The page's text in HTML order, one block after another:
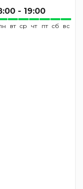
- 19:00
вт ср чт пт сб вс